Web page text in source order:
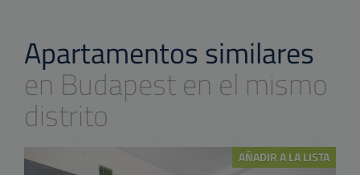
Apartamentos similares
en Budapest en el mismo
distrito
AÑADIR A LA LISTA